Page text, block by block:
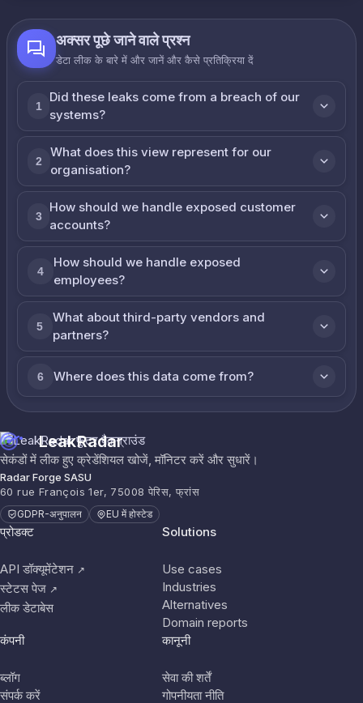
अक्सर पूछे जाने वाले प्रश्न
डेटा लीक के बारे में और जानें और कैसे प्रतिक्रिया दें
1
Did these leaks come from a breach of our
systems?
2
What does this view represent for our
organisation?
3
How should we handle exposed customer
accounts?
4
How should we handle exposed
employees?
5
What about third-party vendors and
partners?
6 Where does this data come from?
LeakRadar
सेकंडों में लीक हुए क्रेडेंशियल खोजें, मॉनिटर करें और सुधारें।
Radar Forge SASU
60 rue François 1er, 75008 पेरिस, फ्रांस
GDPR-अनुपालन EU में होस्टेड
प्रोडक्ट
API डॉक्यूमेंटेशन ↗
स्टेटस पेज ↗
लीक डेटाबेस
Solutions
Use cases
Industries
Alternatives
Domain reports
कंपनी
ब्लॉग
संपर्क करें
कानूनी
सेवा की शर्तें
गोपनीयता नीति